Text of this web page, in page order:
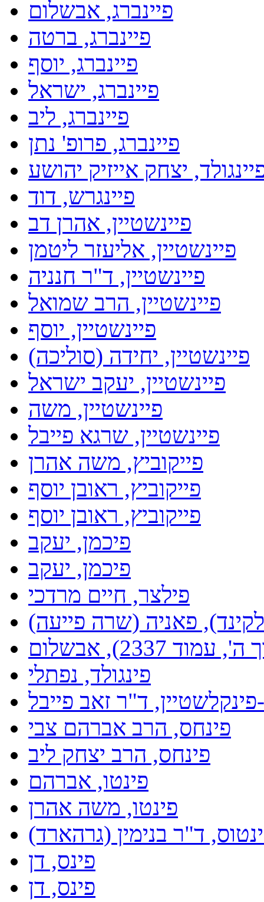
פיינברג, אבשלום
פיינברג, ברטה
פיינברג, יוסף
פיינברג, ישראל
פיינברג, ליב
פיינברג, פרופ' נתן
יצחק אייזיק יהושע
פיינגרש, דוד
פיינשטיין, אהרן דב
פיינשטיין, אליעזר ליטמן
פיינשטיין, ד"ר חנניה
פיינשטיין, הרב שמואל
פיינשטיין, יוסף
פיינשטיין, יחידה (סוליכה)
פיינשטיין, יעקב ישראל
פיינשטיין, משה
פיינשטיין, שרגא פייבל
פייקוביץ, משה אהרן
פייקוביץ, ראובן יוסף
פייקוביץ, ראובן יוסף
פיכמן, יעקב
פיכמן, יעקב
פילצר, חיים מרדכי
פאניה (שרה פייעה)
2337), אבשלום
פינגולד, נפתלי
פינקלשטיין, ד"ר זאב פייבל
פינחס, הרב אברהם צבי
פינחס, הרב יצחק ליב
פינטו, אברהם
פינטו, משה אהרן
ד"ר בנימין (גרהארד)
פינס, דן
פינס, דן